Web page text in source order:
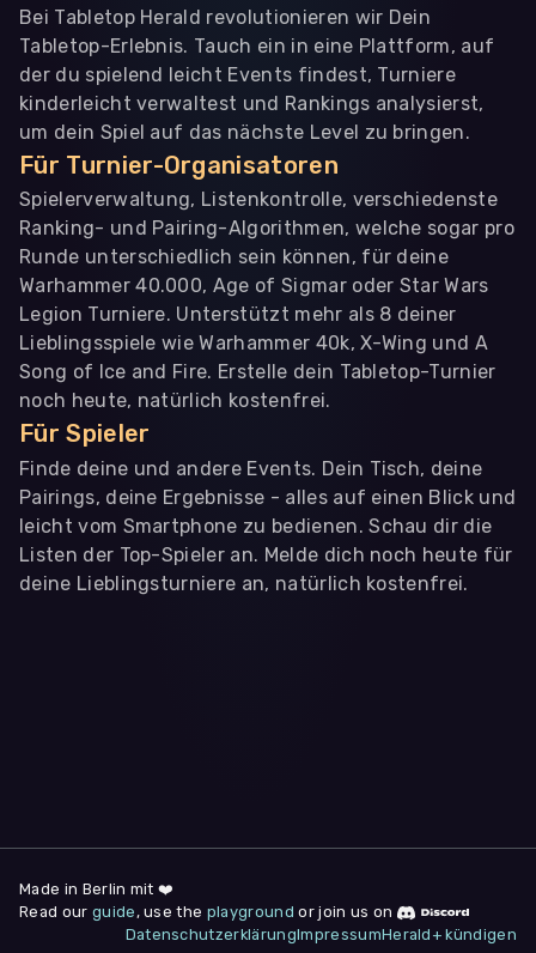
Bei Tabletop Herald revolutionieren wir Dein
Tabletop-Erlebnis. Tauch ein in eine Plattform, auf
der du spielend leicht Events findest, Turniere
kinderleicht verwaltest und Rankings analysierst,
um dein Spiel auf das nächste Level zu bringen.
Für Turnier-Organisatoren
Spielerverwaltung, Listenkontrolle, verschiedenste
Ranking- und Pairing-Algorithmen, welche sogar pro
Runde unterschiedlich sein können, für deine
Warhammer 40.000, Age of Sigmar oder Star Wars
Legion Turniere. Unterstützt mehr als 8 deiner
Lieblingsspiele wie Warhammer 40k, X-Wing und A
Song of Ice and Fire. Erstelle dein Tabletop-Turnier
noch heute, natürlich kostenfrei.
Für Spieler
Finde deine und andere Events. Dein Tisch, deine
Pairings, deine Ergebnisse - alles auf einen Blick und
leicht vom Smartphone zu bedienen. Schau dir die
Listen der Top-Spieler an. Melde dich noch heute für
deine Lieblingsturniere an, natürlich kostenfrei.
deine Zustimmung jederzeit unter "
am Seitenende widerrufen.
Made in Berlin mit ❤️
Read our guide , use the playground or join us on
DatenschutzerklärungImpressumHerald+ kündigen